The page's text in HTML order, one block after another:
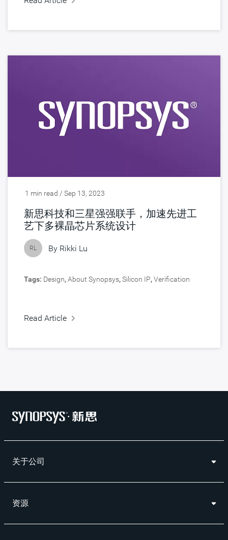
1 min read / Sep 13, 2023
新思科技和三星强强联手，加速先进工
艺下多裸晶芯片系统设计
RL By Rikki Lu
Tags: Design,About Synopsys,Silicon IP,Verification
Read Article
关于公司
资源